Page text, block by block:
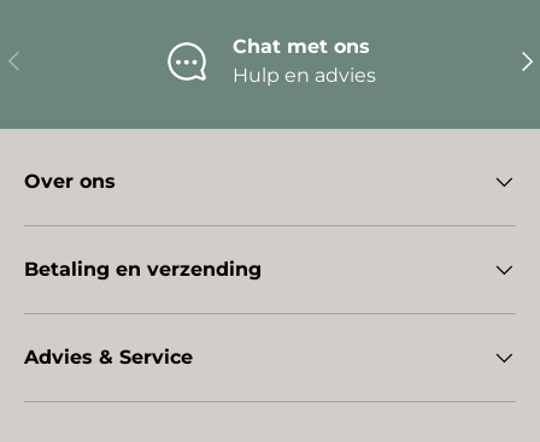
Vorige
Chat met ons
Hulp en advies
Over ons
Betaling en verzending
Advies & Service